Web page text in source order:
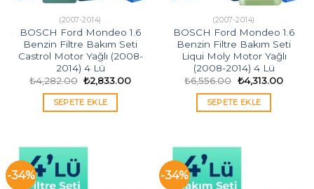
(2007-2014)
BOSCH Ford Mondeo 1.6
Benzin Filtre Bakım Seti
Castrol Motor Yağlı (2008-
2014) 4 Lü
₺4,282.00 Orijinal
fiyat:
₺4,282.00.
₺2,833.00Şu
SEPETE EKLE
(2007-2014)
BOSCH Ford Mondeo 1.6
Benzin Filtre Bakım Seti
Liqui Moly Motor Yağlı
(2008-2014) 4 Lü
₺6,556.00 Orijinal
fiyat:
₺6,556.00.
₺4,313.00Şu
SEPETE EKLE
-34% -34%